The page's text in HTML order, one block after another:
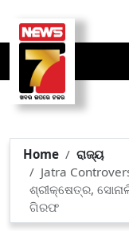
Home
ରାଜ୍ୟ
Jatra
ଶ୍ରୀକ୍ଷେତ୍ର,
ଗିରଫ